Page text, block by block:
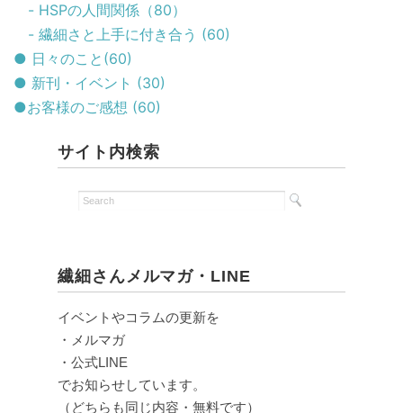
- HSPの人間関係（80）
- 繊細さと上手に付き合う (60)
● 日々のこと(60)
● 新刊・イベント (30)
●お客様のご感想 (60)
サイト内検索
繊細さんメルマガ・LINE
イベントやコラムの更新を
・メルマガ
・公式LINE
でお知らせしています。
（どちらも同じ内容・無料です）